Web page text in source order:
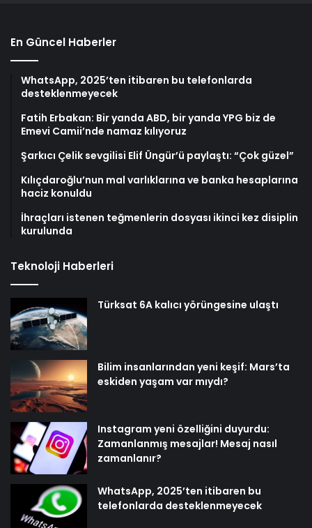
En Güncel Haberler
WhatsApp, 2025’ten itibaren bu telefonlarda
desteklenmeyecek
Fatih Erbakan: Bir yanda ABD, bir yanda YPG biz de
Emevi Camii’nde namaz kılıyoruz
Şarkıcı Çelik sevgilisi Elif Üngür’ü paylaştı: “Çok güzel”
Kılıçdaroğlu’nun mal varlıklarına ve banka hesaplarına
haciz konuldu
İhraçları istenen teğmenlerin dosyası ikinci kez disiplin
kurulunda
Teknoloji Haberleri
Türksat 6A kalıcı yörüngesine ulaştı
Bilim insanlarından yeni keşif: Mars’ta
eskiden yaşam var mıydı?
Instagram yeni özelliğini duyurdu:
Zamanlanmış mesajlar! Mesaj nasıl
zamanlanır?
WhatsApp, 2025’ten itibaren bu
telefonlarda desteklenmeyecek